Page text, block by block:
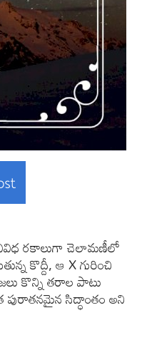
వివిధ రకాలుగా చెలామణీలో
కొద్దీ, ఆ X గురించి
కొన్ని తరాల పాటు
సిద్ధాంతం అని